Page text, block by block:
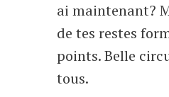
ai maintenant?
de tes restes
points. Belle
tous.